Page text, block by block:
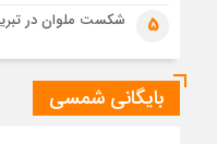
تصاویری از تراکم
اشرف5 شکست ملوان در
بایگانی شمسی